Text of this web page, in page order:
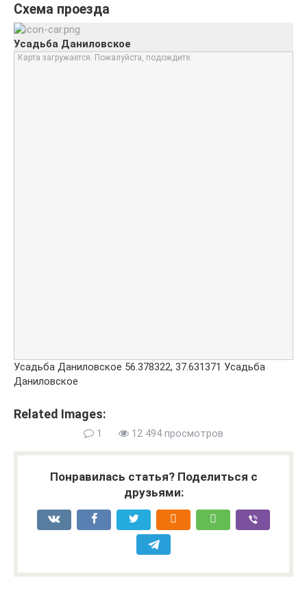
Схема проезда
Усадьба Даниловское
Карта загружается. Пожалуйста, подождите.
Усадьба Даниловское 56.378322, 37.631371 Усадьба
Даниловское
Related Images:
1 12 494 просмотров
Понравилась статья? Поделиться с
друзьями: